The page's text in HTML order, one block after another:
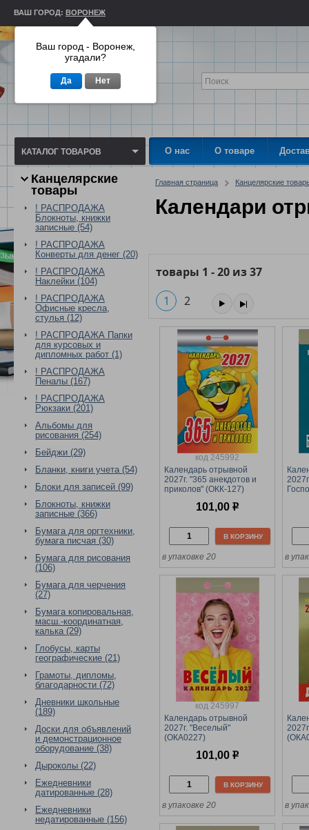
ВАШ ГОРОД: ВОРОНЕЖ
КАТАЛОГ ТОВАРОВ О нас О товаре
Канцелярские
товары
! РАСПРОДАЖА
Блокноты, книжки
записные (54)
! РАСПРОДАЖА
Конверты для денег (20)
! РАСПРОДАЖА
Наклейки (104)
! РАСПРОДАЖА
Офисные кресла,
стулья (12)
! РАСПРОДАЖА Папки
для курсовых и
дипломных работ (1)
! РАСПРОДАЖА
Пеналы (167)
! РАСПРОДАЖА
Рюкзаки (201)
Альбомы для
рисования (254)
Бейджи (29)
Бланки, книги учета (54)
Блоки для записей (99)
Блокноты, книжки
записные (366)
Бумага для оргтехники,
бумага писчая (30)
Бумага для рисования
(106)
Бумага для черчения
(27)
Бумага копировальная,
масш.-координатная,
калька (29)
Глобусы, карты
географические (21)
Грамоты, дипломы,
благодарности (72)
Дневники школьные
(189)
Доски для объявлений
и демонстрационное
оборудование (38)
Дыроколы (22)
Ежедневники
датированные (28)
Ежедневники
недатированные (156)
Главная страница Канцелярские
Календари
товары 1 -20 из37
1
2
код 245992
Календарь отрывной
2027г. "365 анекдотов и
приколов" (ОКК-127)
101,00 р
В КОРЗИНУ
в упаковке 20 в
код 245997
Календарь отрывной
2027г. "Веселый"
(ОКА0227)
101,00 р
В КОРЗИНУ
в упаковке 20 в
Ваш город - Воронеж,
угадали?
Да Нет